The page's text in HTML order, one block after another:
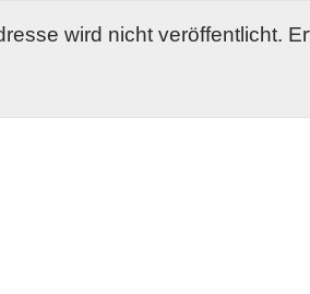
wird nicht veröffentlicht.